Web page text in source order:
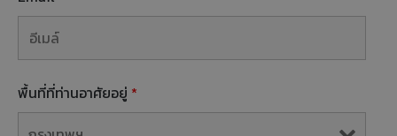
พื้นที่ที่ท่านอาศัยอยู่ *